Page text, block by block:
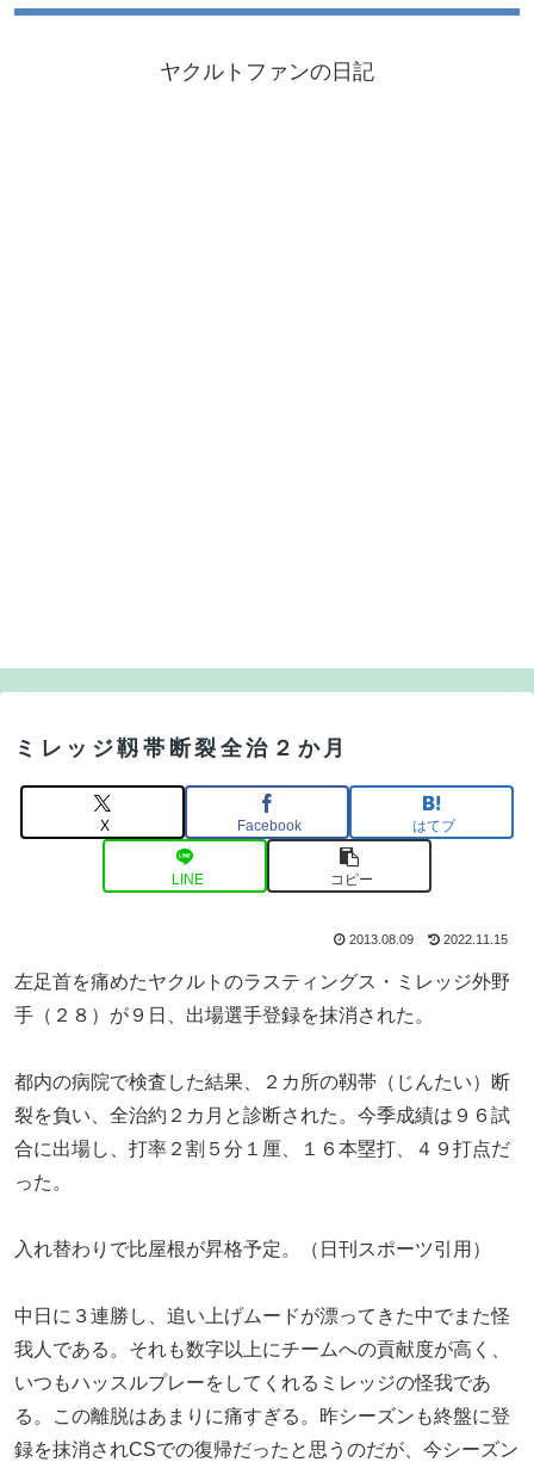
ヤクルトファンの日記
ミレッジ靱帯断裂全治２か月
X Facebook はてブ
LINE コピー
2013.08.09 2022.11.15
左足首を痛めたヤクルトのラスティングス・ミレッジ外野
手（２８）が９日、出場選手登録を抹消された。
都内の病院で検査した結果、２カ所の靱帯（じんたい）断
裂を負い、全治約２カ月と診断された。今季成績は９６試
合に出場し、打率２割５分１厘、１６本塁打、４９打点だ
った。
入れ替わりで比屋根が昇格予定。（日刊スポーツ引用）
中日に３連勝し、追い上げムードが漂ってきた中でまた怪
我人である。それも数字以上にチームへの貢献度が高く、
いつもハッスルプレーをしてくれるミレッジの怪我であ
る。この離脱はあまりに痛すぎる。昨シーズンも終盤に登
録を抹消されCSでの復帰だったと思うのだが、今シーズン